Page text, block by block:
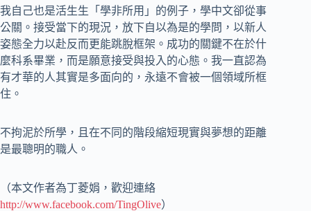
我自己也是活生生「學非所用」的例子，學中文卻從事
公關。接受當下的現況，放下自以為是的學問，以新人
姿態全力以赴反而更能跳脫框架。成功的關鍵不在於什
麼科系畢業，而是願意接受與投入的心態。我一直認為
有才華的人其實是多面向的，永遠不會被一個領域所框
住。
不拘泥於所學，且在不同的階段縮短現實與夢想的距離
是最聰明的職人。
（本文作者為丁菱娟，歡迎連絡
http://www.facebook.com/TingOlive）